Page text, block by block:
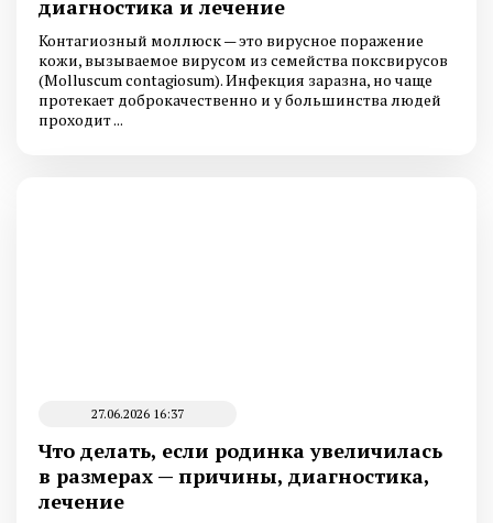
диагностика и лечение
Контагиозный моллюск — это вирусное поражение
кожи, вызываемое вирусом из семейства поксвирусов
(Molluscum contagiosum). Инфекция заразна, но чаще
протекает доброкачественно и у большинства людей
проходит ...
27.06.2026 16:37
Что делать, если родинка увеличилась
в размерах — причины, диагностика,
лечение